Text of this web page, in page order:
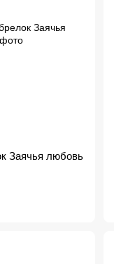
Заячья любовь